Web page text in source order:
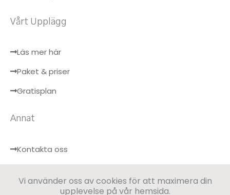
Vårt Upplägg
Läs mer här
Paket & priser
Gratisplan
Annat
Kontakta oss
Vi använder oss av cookies för att maximera din
upplevelse på vår hemsida.